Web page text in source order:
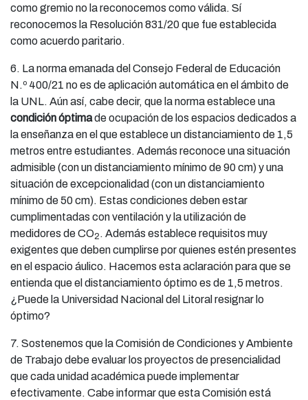
como gremio no la reconocemos como válida. Sí
reconocemos la Resolución 831/20 que fue establecida
como acuerdo paritario.
6. La norma emanada del Consejo Federal de Educación
N.º 400/21 no es de aplicación automática en el ámbito de
la UNL. Aún así, cabe decir, que la norma establece una
condición óptimade ocupación de los espacios dedicados a
la enseñanza en el que establece un distanciamiento de 1,5
metros entre estudiantes. Además reconoce una situación
admisible (con un distanciamiento mínimo de 90 cm) y una
situación de excepcionalidad (con un distanciamiento
mínimo de 50 cm). Estas condiciones deben estar
cumplimentadas con ventilación y la utilización de
medidores de CO2 . Además establece requisitos muy
exigentes que deben cumplirse por quienes estén presentes
en el espacio áulico. Hacemos esta aclaración para que se
entienda que el distanciamiento óptimo es de 1,5 metros.
¿Puede la Universidad Nacional del Litoral resignar lo
óptimo?
7. Sostenemos que la Comisión de Condiciones y Ambiente
de Trabajo debe evaluar los proyectos de presencialidad
que cada unidad académica puede implementar
efectivamente. Cabe informar que esta Comisión está